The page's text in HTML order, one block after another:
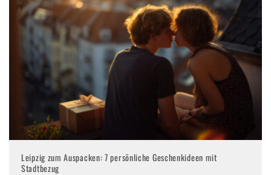
Leipzig zum Auspacken: 7 persönliche Geschenkideen mit
Stadtbezug